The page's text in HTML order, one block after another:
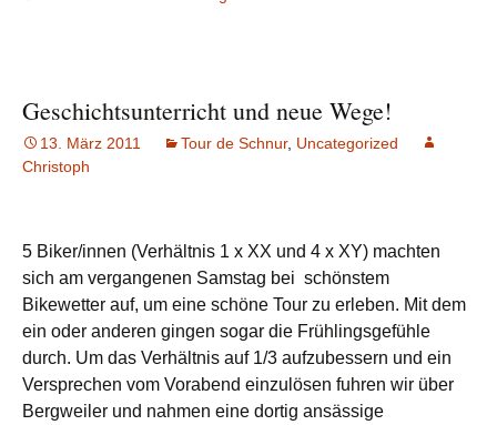
Geschichtsunterricht und neue Wege!
13. März 2011 Tour de Schnur, Uncategorized
Christoph
5 Biker/innen (Verhältnis 1 x XX und 4 x XY) machten
sich am vergangenen Samstag bei schönstem
Bikewetter auf, um eine schöne Tour zu erleben. Mit dem
ein oder anderen gingen sogar die Frühlingsgefühle
durch. Um das Verhältnis auf 1/3 aufzubessern und ein
Versprechen vom Vorabend einzulösen fuhren wir über
Bergweiler und nahmen eine dortig ansässige